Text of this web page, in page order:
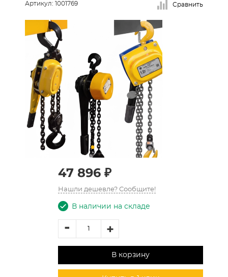
Артикул: 1001769 Сравнить
47 896 ₽
Нашли дешевле? Сообщите!
В наличии на складе
- +
В корзину